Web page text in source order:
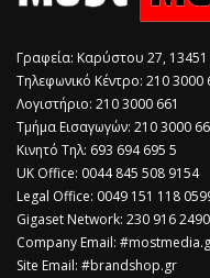
Γραφεία: Καρύστου 27,
Τηλεφωνικό Κέντρο: 210 3000
Λογιστήριο: 210 3000 661
Τμήμα Εισαγωγών: 210 3000
Κινητό Τηλ: 693 694 695 5
​UK Office: 0044 845 508 9154
Legal Office: 0049 151 118
Gigaset Network: 230 916
Company Email:
Site Email: #brandshop.gr